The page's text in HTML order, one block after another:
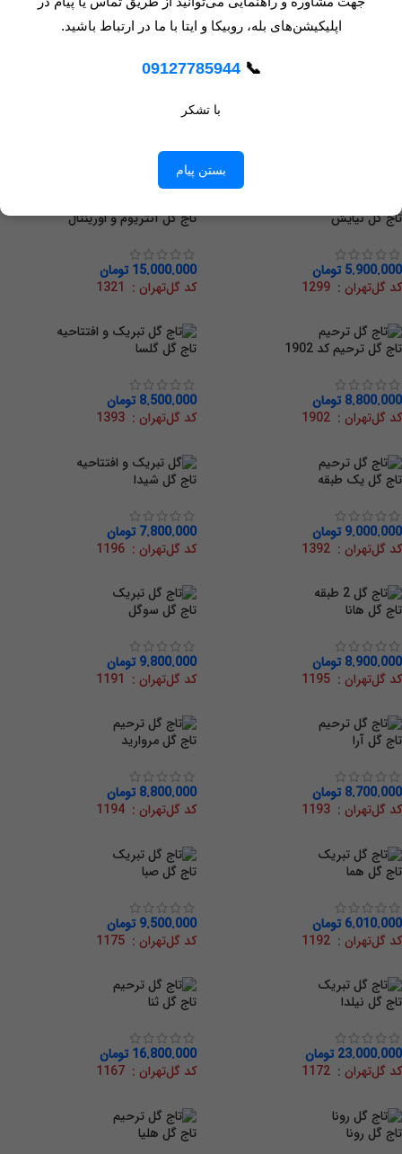
17.000.000 تومان
کد گل‌تهران : 1944
13.800.000تومان
کد گل‌تهران : 1975
کد گل‌تهران : 1169
تاج گل نیایش
5.900.000 تومان
کد گل‌تهران : 1299
تاج گل آنتریوم و اورینتال
15.000.000 تومان
کد گل‌تهران : 1321
تاج گل ترحیم کد 1902
8.800.000 تومان
کد گل‌تهران : 1902
تاج گل گلسا
8.500.000 تومان
کد گل‌تهران : 1393
تاج گل یک طبقه
9.000.000 تومان
کد گل‌تهران : 1392
تاج گل شیدا
7.800.000 تومان
کد گل‌تهران : 1196
تاج گل هانا
8.900.000 تومان
کد گل‌تهران : 1195
تاج گل سوگل
9.800.000 تومان
کد گل‌تهران : 1191
تاج گل آرا
8.700.000 تومان
کد گل‌تهران : 1193
تاج گل مروارید
8.800.000 تومان
کد گل‌تهران : 1194
تاج گل هما
6.010.000 تومان
کد گل‌تهران : 1192
تاج گل صبا
9.500.000 تومان
کد گل‌تهران : 1175
تاج گل نیلدا
23.000.000 تومان
کد گل‌تهران : 1172
تاج گل ثنا
16.800.000 تومان
کد گل‌تهران : 1167
تاج گل رونا تاج گل هلیا
اپلیکیشن‌های بله، روبیکا و ایتا با ما در ارتباط باشید.
📞
09127785944
با تشکر
بستن پیام